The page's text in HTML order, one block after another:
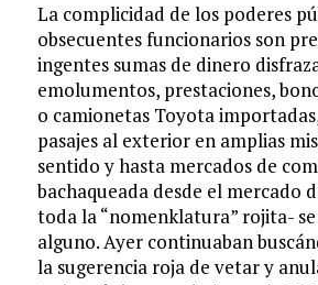
La complicidad de los poderes
obsecuentes funcionarios son
ingentes sumas de dinero
emolumentos, prestaciones,
o camionetas Toyota
pasajes al exterior en amplias
sentido y hasta mercados de
bachaqueada desde el mercado
toda la “nomenklatura” rojita-
alguno. Ayer continuaban
la sugerencia roja de vetar y